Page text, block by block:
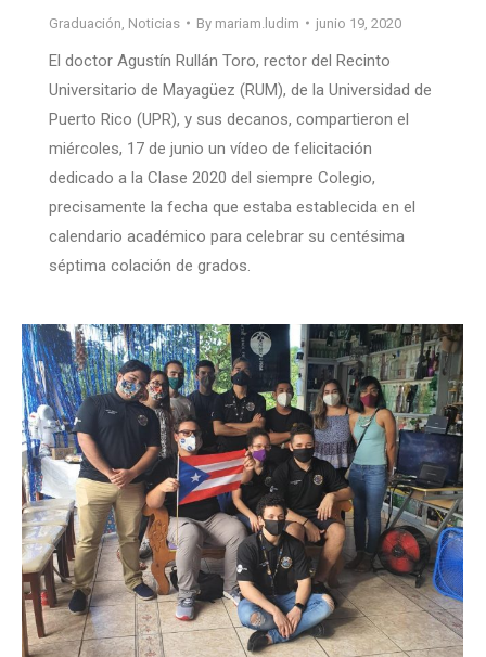
Graduación Noticias By mariam.ludim junio 19, 2020
El doctor Agustín Rullán Toro, rector del Recinto
Universitario de Mayagüez (RUM), de la Universidad de
Puerto Rico (UPR), y sus decanos, compartieron el
miércoles, 17 de junio un vídeo de felicitación
dedicado a la Clase 2020 del siempre Colegio,
precisamente la fecha que estaba establecida en el
calendario académico para celebrar su centésima
séptima colación de grados.